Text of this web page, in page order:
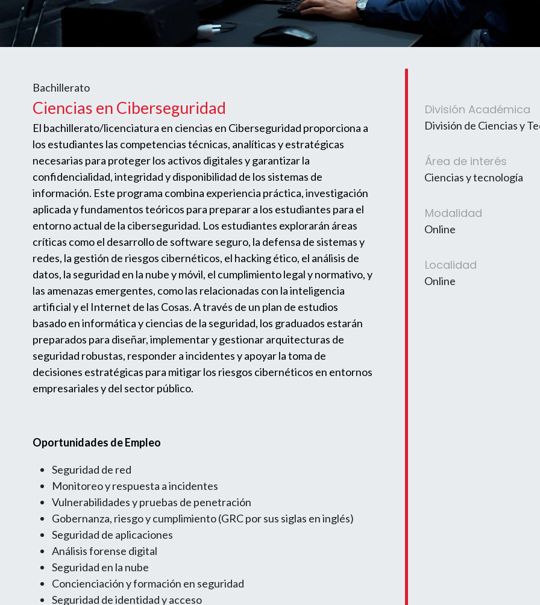
Bachillerato
Ciencias en Ciberseguridad
El bachillerato/licenciatura en ciencias en Ciberseguridad proporciona a
los estudiantes las competencias técnicas, analíticas y estratégicas
necesarias para proteger los activos digitales y garantizar la
confidencialidad, integridad y disponibilidad de los sistemas de
información. Este programa combina experiencia práctica, investigación
aplicada y fundamentos teóricos para preparar a los estudiantes para el
entorno actual de la ciberseguridad. Los estudiantes explorarán áreas
críticas como el desarrollo de software seguro, la defensa de sistemas y
redes, la gestión de riesgos cibernéticos, el hacking ético, el análisis de
datos, la seguridad en la nube y móvil, el cumplimiento legal y normativo, y
las amenazas emergentes, como las relacionadas con la inteligencia
artificial y el Internet de las Cosas. A través de un plan de estudios
basado en informática y ciencias de la seguridad, los graduados estarán
preparados para diseñar, implementar y gestionar arquitecturas de
seguridad robustas, responder a incidentes y apoyar la toma de
decisiones estratégicas para mitigar los riesgos cibernéticos en entornos
empresariales y del sector público.
Oportunidades de Empleo
Seguridad de red
Monitoreo y respuesta a incidentes
Vulnerabilidades y pruebas de penetración
Gobernanza, riesgo y cumplimiento (GRC por sus siglas en inglés)
Seguridad de aplicaciones
Análisis forense digital
Seguridad en la nube
Concienciación y formación en seguridad
Seguridad de identidad y acceso
División Académica
División de Ciencias y
Área de interés
Ciencias y tecnología
Modalidad
Online
Localidad
Online